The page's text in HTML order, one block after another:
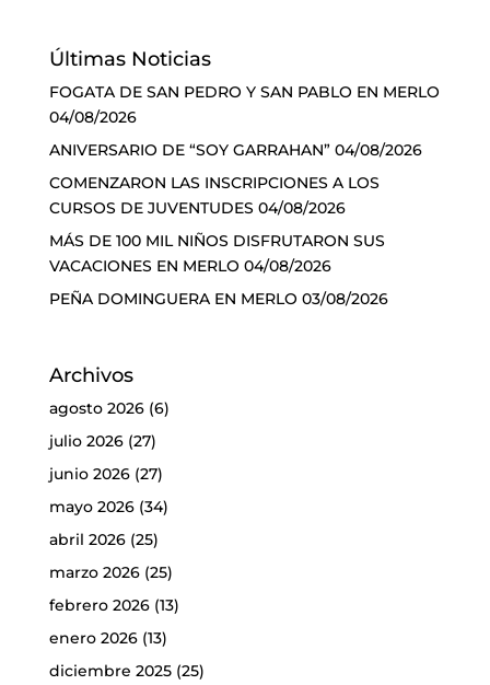
Últimas Noticias
FOGATA DE SAN PEDRO Y SAN PABLO EN MERLO
04/08/2026
ANIVERSARIO DE “SOY GARRAHAN” 04/08/2026
COMENZARON LAS INSCRIPCIONES A LOS
CURSOS DE JUVENTUDES 04/08/2026
MÁS DE 100 MIL NIÑOS DISFRUTARON SUS
VACACIONES EN MERLO 04/08/2026
PEÑA DOMINGUERA EN MERLO 03/08/2026
Archivos
agosto 2026(6)
julio 2026(27)
junio 2026(27)
mayo 2026(34)
abril 2026(25)
marzo 2026(25)
febrero 2026(13)
enero 2026(13)
diciembre 2025(25)